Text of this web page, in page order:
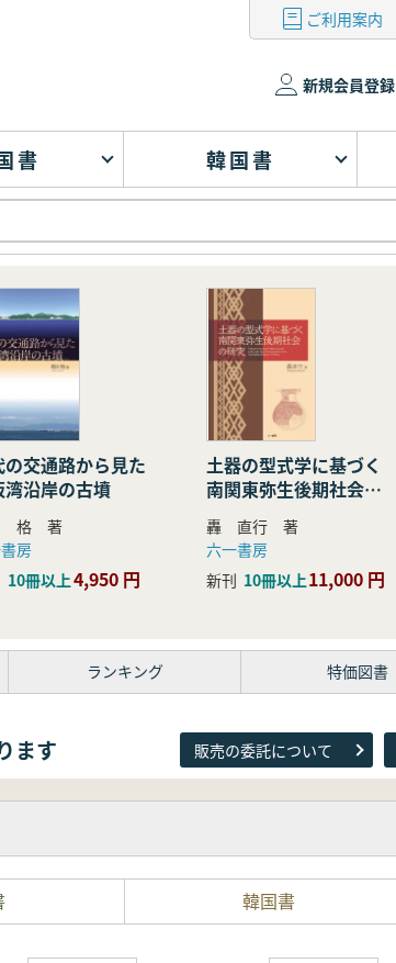
ご利用案内
新規会員登録
書 韓国書
の交通路から見た
湾沿岸の古墳
格 著
房
10冊以上4,950 円
土器の型式学に基づく
南関東弥生後期社会の
研究
轟 直行 著
六一書房
新刊 10冊以上11,000 円
ランキング 特価図書
ます 販売の委託について
韓国書